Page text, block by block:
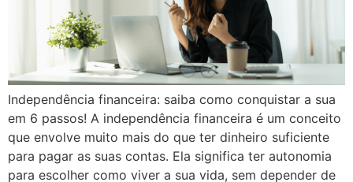
Independência financeira: saiba como conquistar a sua
em 6 passos! A independência financeira é um conceito
que envolve muito mais do que ter dinheiro suficiente
para pagar as suas contas. Ela significa ter autonomia
para escolher como viver a sua vida, sem depender de